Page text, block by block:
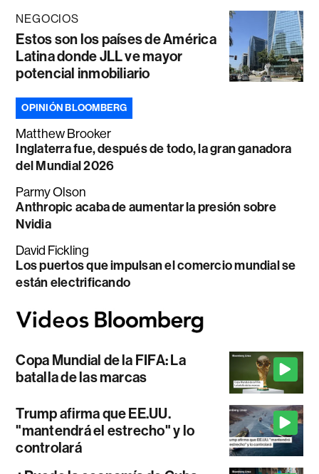
NEGOCIOS
Estos son los países de América
Latina donde JLL ve mayor
potencial inmobiliario
OPINIÓN BLOOMBERG
Matthew Brooker
Inglaterra fue, después de todo, la gran ganadora
del Mundial 2026
Parmy Olson
Anthropic acaba de aumentar la presión sobre
Nvidia
David Fickling
Los puertos que impulsan el comercio mundial se
están electrificando
Copa Mundial de la FIFA: La
batalla de las marcas
Trump afirma que EE.UU.
"mantendrá el estrecho" y lo
controlará